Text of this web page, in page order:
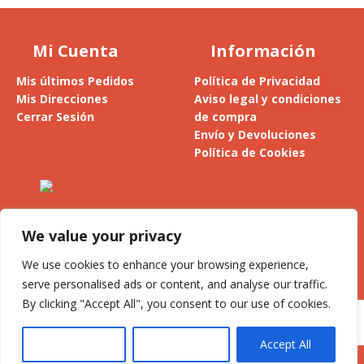
We value your privacy
We use cookies to enhance your browsing experience,
serve personalised ads or content, and analyse our traffic.
By clicking "Accept All", you consent to our use of cookies.
Accept All
Privacidad y cookies: este sitio usa cookies. Si continúas navegando
por él, aceptas su uso.
Para obtener más información, incluido cómo gestionar las cookies,
consulta:Política de cookies
Mi Cuenta
Mis últimos Pedidos
Mis Direcciones
Cerrar Sesión
Información
Política de Privacidad
Aviso legal y condiciones
de compra
Envío y Devoluciones
Política de Cookies
La Rioja (España)
jesus@llaria.com